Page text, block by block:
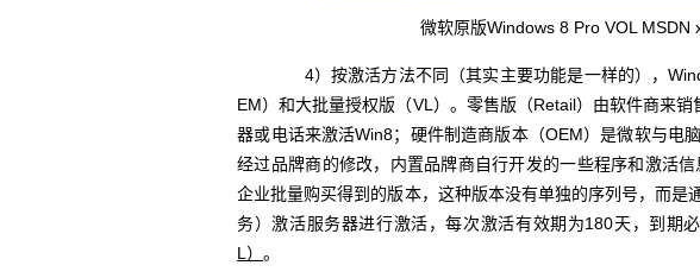
微软原版Windows 8 Pro VOL
4）按激活方法不同（其实主要功能是一样的），
EM）和大批量授权版（VL）。零售版（Retail）由软件商来
器或电话来激活Win8；硬件制造商版本（OEM）是微软与电
经过品牌商的修改，内置品牌商自行开发的一些程序和激活
企业批量购买得到的版本，这种版本没有单独的序列号，而是
务）激活服务器进行激活，每次激活有效期为180天，到期必
L）。